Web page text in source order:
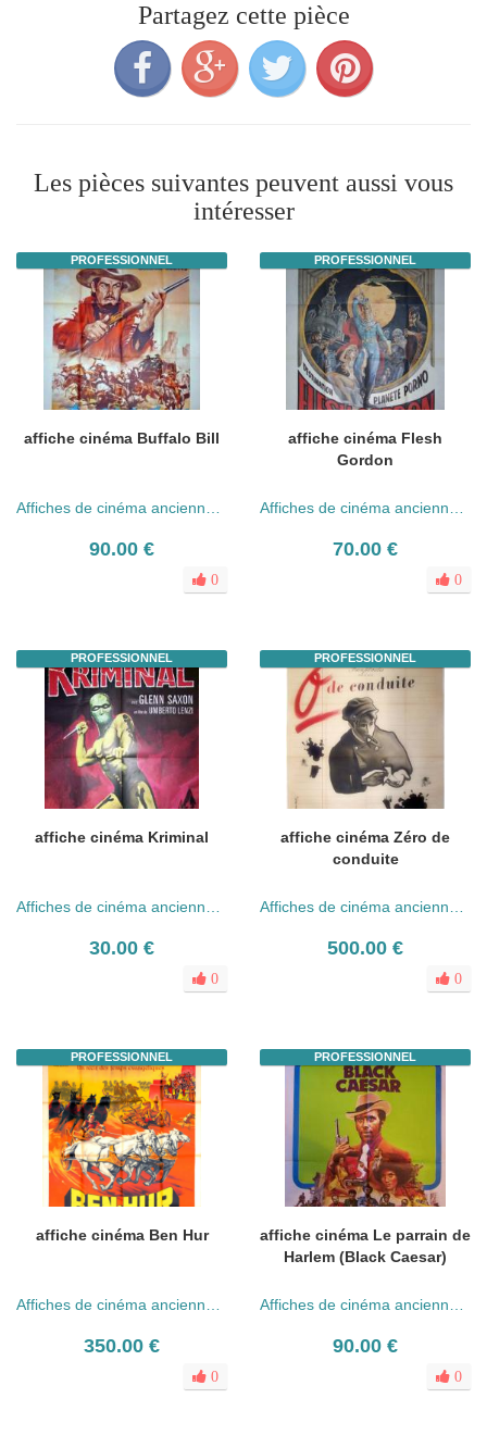
Partagez cette pièce
Les pièces suivantes peuvent aussi vous
intéresser
PROFESSIONNEL
affiche cinéma Buffalo Bill
Affiches de cinéma anciennes (années 30 - 80)
90.00 €
0
PROFESSIONNEL
affiche cinéma Flesh
Gordon
Affiches de cinéma anciennes (années 30 - 80)
70.00 €
0
PROFESSIONNEL
affiche cinéma Kriminal
30.00 €
0
PROFESSIONNEL
affiche cinéma Zéro de
conduite
500.00 €
0
PROFESSIONNEL
affiche cinéma Ben Hur
Affiches de cinéma anciennes (années 30 - 80)
350.00 €
0
PROFESSIONNEL
affiche cinéma Le parrain de
Harlem (Black Caesar)
Affiches de cinéma anciennes (années 30 - 80)
90.00 €
0